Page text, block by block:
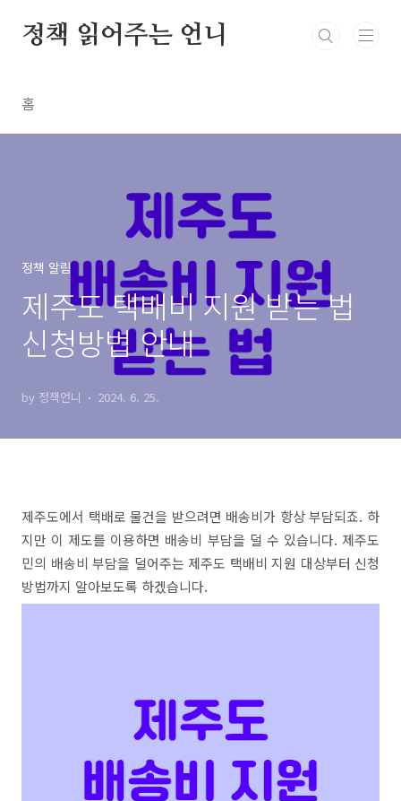
정책 읽어주는 언니
홈
정책 알림
제주도 택배비 지원 받는 법
신청방법 안내
by 정책언니 2024. 6. 25.
제주도에서 택배로 물건을 받으려면 배송비가 항상 부담되죠. 하
지만 이 제도를 이용하면 배송비 부담을 덜 수 있습니다. 제주도
민의 배송비 부담을 덜어주는 제주도 택배비 지원 대상부터 신청
방법까지 알아보도록 하겠습니다.